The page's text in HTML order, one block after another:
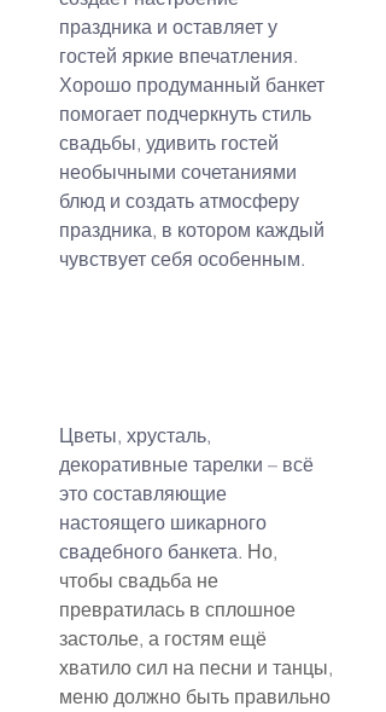
праздника и оставляет у
гостей яркие впечатления.
Хорошо продуманный банкет
помогает подчеркнуть стиль
свадьбы, удивить гостей
необычными сочетаниями
блюд и создать атмосферу
праздника, в котором каждый
чувствует себя особенным.
Цветы, хрусталь,
декоративные тарелки – всё
это составляющие
настоящего шикарного
свадебного банкета. Но,
чтобы свадьба не
превратилась в сплошное
застолье, а гостям ещё
хватило сил на песни и танцы,
меню должно быть правильно